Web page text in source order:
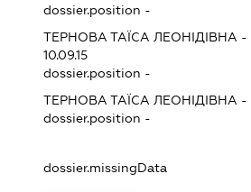
dossier.position -
ТЕРНОВА ТАЇСА ЛЕОНІДІВНА -
10.09.15
dossier.position -
ТЕРНОВА ТАЇСА ЛЕОНІДІВНА -
dossier.position -
dossier.missingData